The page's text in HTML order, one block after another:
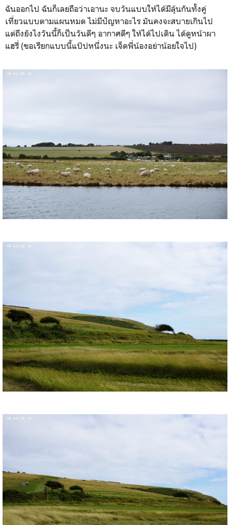
ฉันออกไป ฉันก็เลยถือว่าเอานะ จบวันแบบให้ได้มีลุ้นกันทั้งคู่
เที่ยวแบบตามแผนหมด ไม่มีปัญหาอะไร มันคงจะสบายเกินไป
แต่ถึงยังไงวันนี้ก็เป็นวันดีๆ อากาศดีๆ ให้ได้ไปเดิน ได้ดูหน้าผา
แฮรี่ (ขอเรียกแบบนี้แป๊ปหนึ่งนะ เจ็ดพี่น้องอย่าน้อยใจไป)